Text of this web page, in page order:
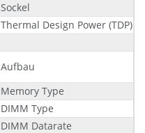
Sockel
Thermal Design Power (TDP)
Aufbau
Memory Type
DIMM Type
DIMM Datarate